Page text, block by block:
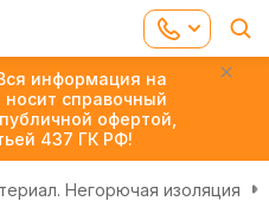
информация на
справочный
офертой,
437 ГК РФ!
Негорючая изоляция